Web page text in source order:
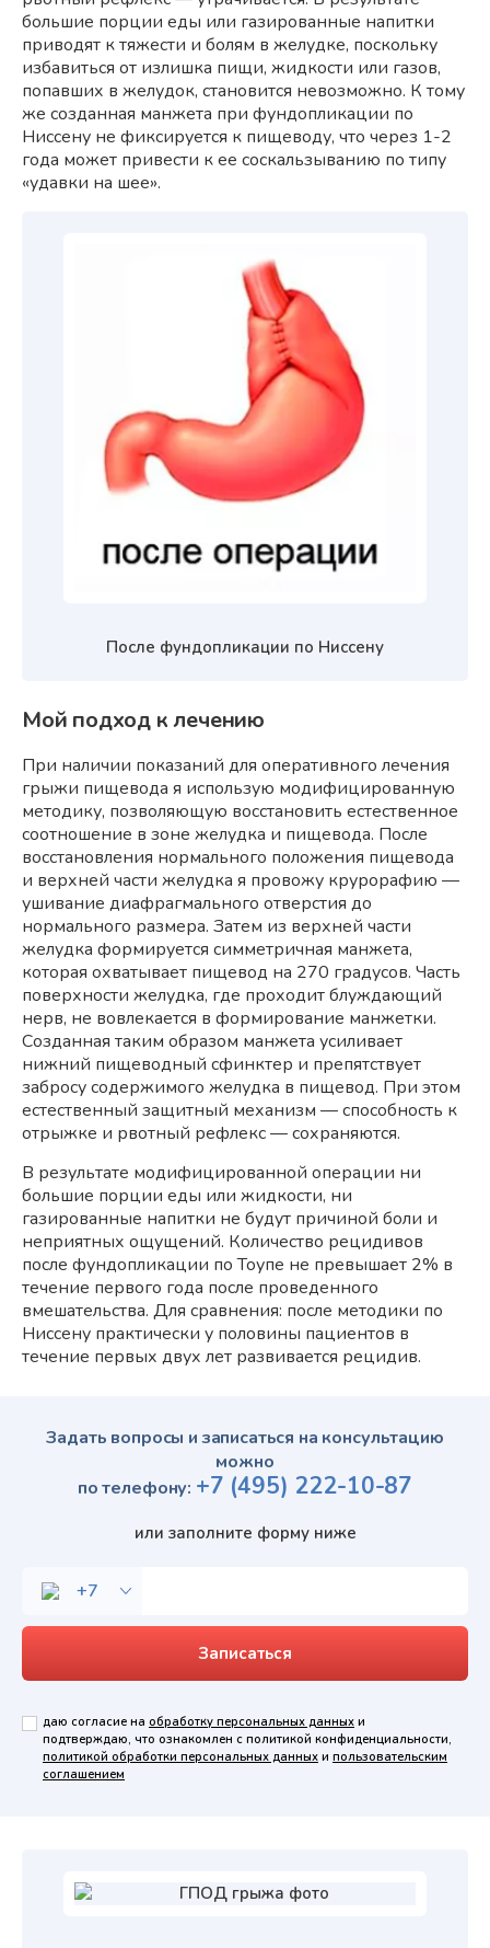
большие порции еды или газированные напитки
приводят к тяжести и болям в желудке, поскольку
избавиться от излишка пищи, жидкости или газов,
попавших в желудок, становится невозможно. К тому
же созданная манжета при фундопликации по
Ниссену не фиксируется к пищеводу, что через 1-2
года может привести к ее соскальзыванию по типу
«удавки на шее».
После фундопликации по Ниссену
Мой подход к лечению
При наличии показаний для оперативного лечения
грыжи пищевода я использую модифицированную
методику, позволяющую восстановить естественное
соотношение в зоне желудка и пищевода. После
восстановления нормального положения пищевода
и верхней части желудка я провожу крурорафию —
ушивание диафрагмального отверстия до
нормального размера. Затем из верхней части
желудка формируется симметричная манжета,
которая охватывает пищевод на 270 градусов. Часть
поверхности желудка, где проходит блуждающий
нерв, не вовлекается в формирование манжетки.
Созданная таким образом манжета усиливает
нижний пищеводный сфинктер и препятствует
забросу содержимого желудка в пищевод. При этом
естественный защитный механизм — способность к
отрыжке и рвотный рефлекс — сохраняются.
В результате модифицированной операции ни
большие порции еды или жидкости, ни
газированные напитки не будут причиной боли и
неприятных ощущений. Количество рецидивов
после фундопликации по Тоупе не превышает 2% в
течение первого года после проведенного
вмешательства. Для сравнения: после методики по
Ниссену практически у половины пациентов в
течение первых двух лет развивается рецидив.
Задать вопросы и записаться на консультацию
можно
по телефону: +7 (495) 222-10-87
или заполните форму ниже
даю согласие на обработку персональных данных и
подтверждаю, что ознакомлен с политикой конфиденциальности,
политикой обработки персональных данных и пользовательским
соглашением